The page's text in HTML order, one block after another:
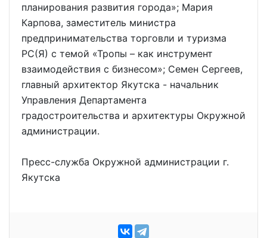
планирования развития города»; Мария
Карпова, заместитель министра
предпринимательства торговли и туризма
РС(Я) с темой «Тропы – как инструмент
взаимодействия с бизнесом»; Семен Сергеев,
главный архитектор Якутска - начальник
Управления Департамента
градостроительства и архитектуры Окружной
администрации.
Пресс-служба Окружной администрации г.
Якутска